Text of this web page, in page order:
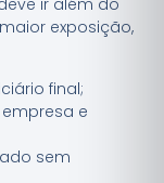
ir além do
exposição,
final;
e
sem